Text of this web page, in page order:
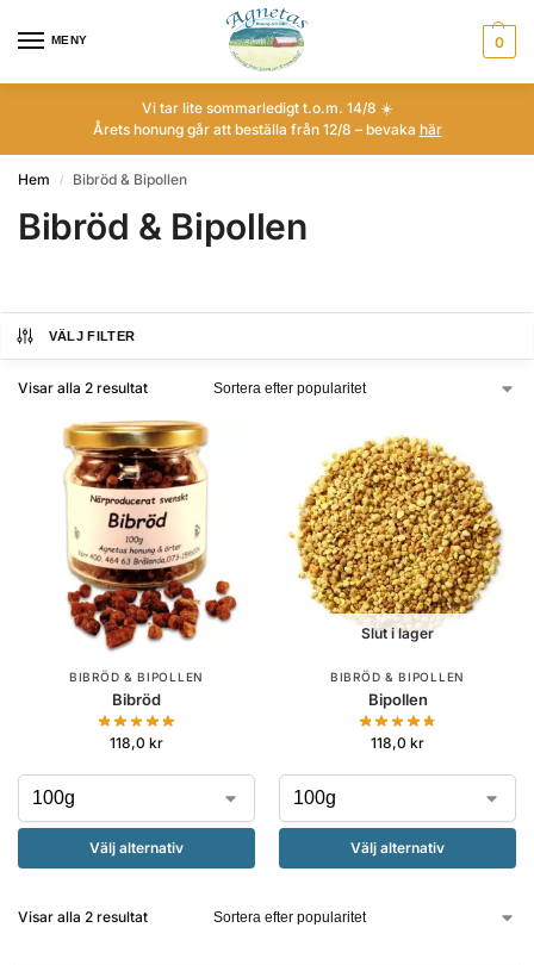
MENY 0
Vi tar lite sommarledigt t.o.m. 14/8 ☀️
Årets honung går att beställa från 12/8 – bevaka här
Hem / Bibröd & Bipollen
Bibröd & Bipollen
VÄLJ FILTER
Visar alla 2 resultat
BIBRÖD & BIPOLLEN
Bibröd
118,0 kr
Välj alternativ
Slut i lager
BIBRÖD & BIPOLLEN
Bipollen
118,0 kr
Välj alternativ
Visar alla 2 resultat